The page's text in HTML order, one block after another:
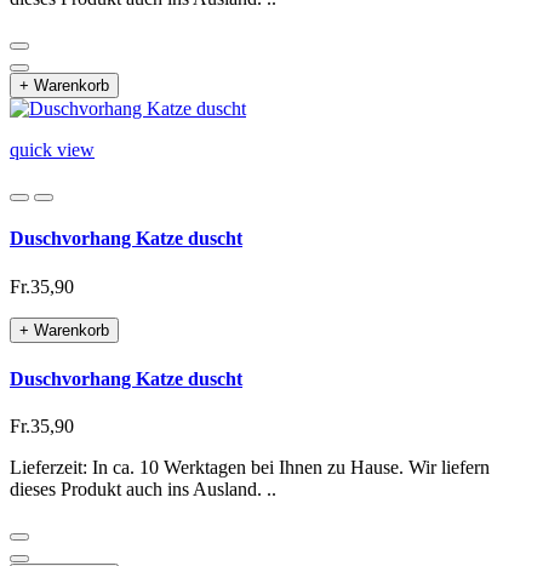
+ Warenkorb
quick view
Duschvorhang Katze duscht
Fr.35,90
+ Warenkorb
Duschvorhang Katze duscht
Fr.35,90
Lieferzeit: In ca. 10 Werktagen bei Ihnen zu Hause. Wir liefern
dieses Produkt auch ins Ausland. ..